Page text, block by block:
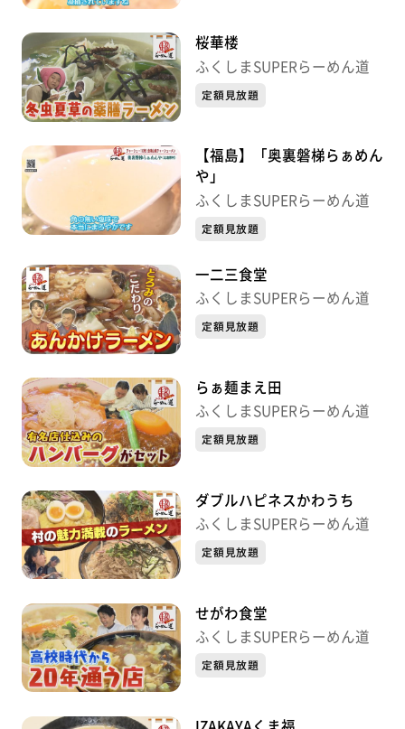
桜華楼
ふくしまSUPERらーめん道
定額見放題
【福島】「奥裏磐梯らぁめん
や」
ふくしまSUPERらーめん道
定額見放題
一二三食堂
ふくしまSUPERらーめん道
定額見放題
らぁ麺まえ田
ふくしまSUPERらーめん道
定額見放題
ダブルハピネスかわうち
ふくしまSUPERらーめん道
定額見放題
せがわ食堂
ふくしまSUPERらーめん道
定額見放題
IZAKAYAくま福